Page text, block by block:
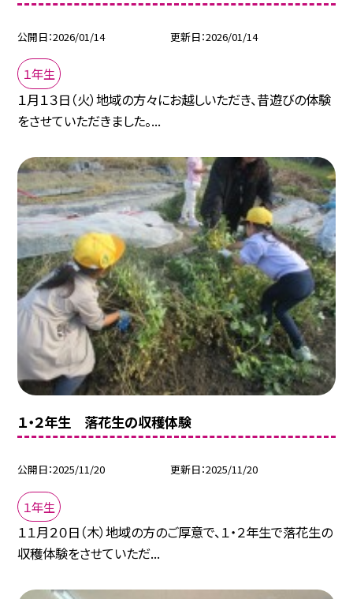
公開日 2026/01/14 更新日 2026/01/14
１年生
１月１３日（火）地域の方々にお越しいただき、昔遊びの体験
をさせていただきました。...
１・２年生 落花生の収穫体験
公開日 2025/11/20 更新日 2025/11/20
１年生
１１月２０日（木）地域の方のご厚意で、１・２年生で落花生の
収穫体験をさせていただ...